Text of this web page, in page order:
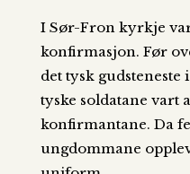
I Sør-Fron kyrkje
konfirmasjon. Før
det tysk
tyske soldatane vart
konfirmantane. Da
ungdommane